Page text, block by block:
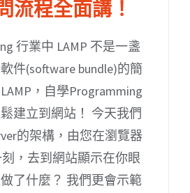
流程全面講！
行業中 LAMP 不是一盞
件(software bundle)的簡
，自學Programming
建立到網站！ 今天我們
的架構，由您在瀏覽器
，去到網站顯示在你眼
了什麼？ 我們更會示範